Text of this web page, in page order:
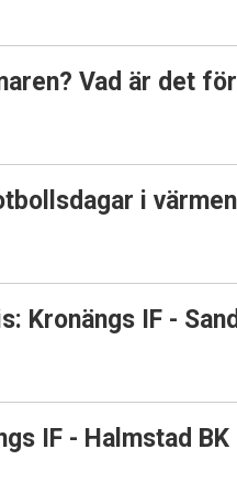
Vad är det
i
Kronängs IF -
IF - Halmstad